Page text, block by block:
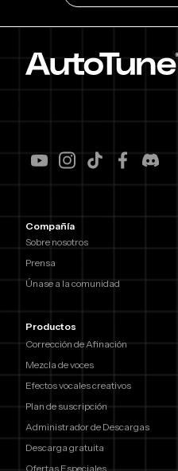
Compañía
Sobre nosotros
Prensa
Únase a la comunidad
Productos
Corrección de Afinación
Mezcla de voces
Efectos vocales creativos
Plan de suscripción
Administrador de Descargas
Descarga gratuita
Ofertas Especiales